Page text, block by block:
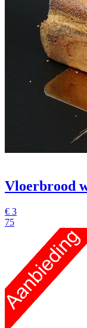
Vloerbrood
€ 3
75